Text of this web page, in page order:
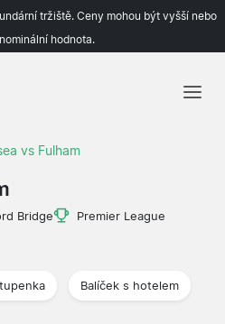
tržiště. Ceny mohou být vyšší nebo
hodnota.
vs Fulham
Bridge
Premier League
Balíček s hotelem